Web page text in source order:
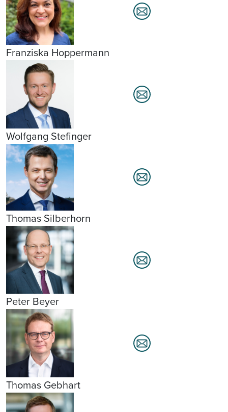
Franziska Hoppermann
Wolfgang Stefinger
Thomas Silberhorn
Peter Beyer
Thomas Gebhart